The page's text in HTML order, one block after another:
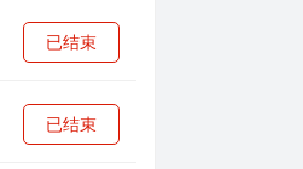
已结束
已结束